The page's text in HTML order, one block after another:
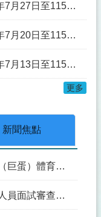
修正「苗栗縣營建工程剩餘土石方處理及資源堆置處理場設置管理自治條例」條文公布令
109年7月1日不動產成交案件實際資訊申報登錄(實價登錄)新制實施
苗栗縣立體育場災害防救標準作業流程圖及苗栗縣立體育場災害防救標準作業流程說明
年8月2日）活動一覽表
7月26日）活動一覽表
7月19日）活動一覽表
更多
新聞焦點
池委託營運管理文件
面試審查結果